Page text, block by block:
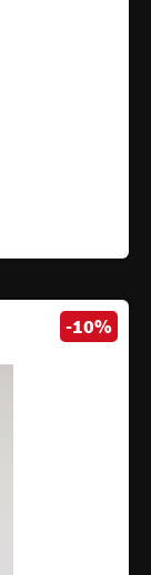
-10%